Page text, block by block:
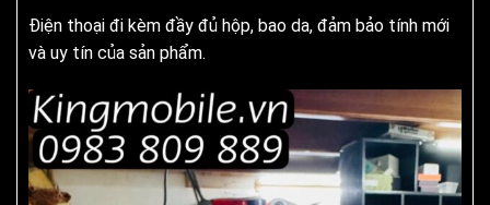
Điện thoại đi kèm đầy đủ hộp, bao da, đảm bảo tính mới
và uy tín của sản phẩm.